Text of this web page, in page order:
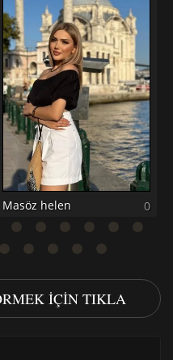
Masöz helen 0
IÇIN TIKLA